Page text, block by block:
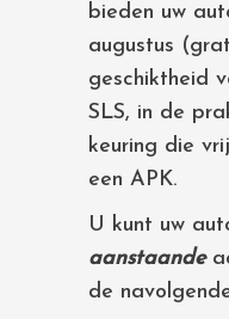
bieden uw
augustus
geschiktheid
SLS, in de
keuring die
een APK.
U kunt uw
aanstaande
de